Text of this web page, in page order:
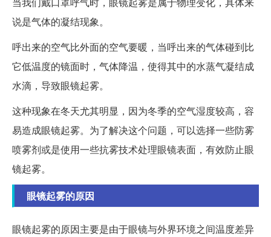
说是气体的凝结现象。
呼出来的空气比外面的空气要暖，当呼出来的气体碰到比
它低温度的镜面时，气体降温，使得其中的水蒸气凝结成
水滴，导致眼镜起雾。
这种现象在冬天尤其明显，因为冬季的空气湿度较高，容
易造成眼镜起雾。为了解决这个问题，可以选择一些防雾
喷雾剂或是使用一些抗雾技术处理眼镜表面，有效防止眼
镜起雾。
眼镜起雾的原因
眼镜起雾的原因主要是由于眼镜与外界环境之间温度差异